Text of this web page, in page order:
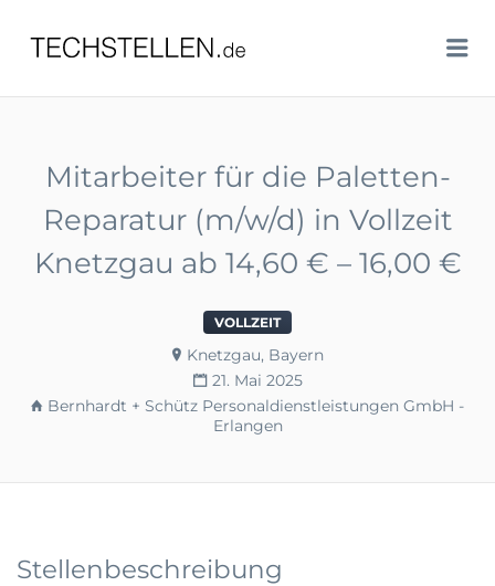
TECHSTELLEN.DE
Mitarbeiter für die Paletten-
Reparatur (m/w/d) in Vollzeit
Knetzgau ab 14,60 € – 16,00 €
VOLLZEIT
Knetzgau, Bayern
21. Mai 2025
Bernhardt + Schütz Personaldienstleistungen GmbH -
Erlangen
Stellenbeschreibung